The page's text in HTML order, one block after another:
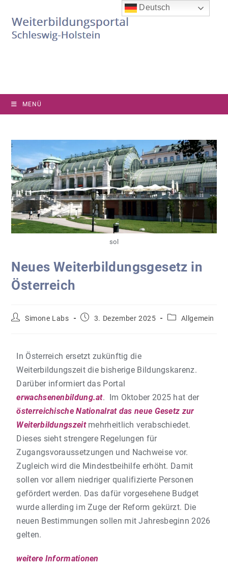
MENÜ
sol
Neues Weiterbildungsgesetz in
Österreich
Simone Labs 3. Dezember 2025 Allgemein
In Österreich ersetzt zukünftig die
Weiterbildungszeit die bisherige Bildungskarenz.
Darüber informiert das Portal
erwachsenenbildung.at. Im Oktober 2025 hat der
österreichische Nationalrat das neue Gesetz zur
Weiterbildungszeit mehrheitlich verabschiedet.
Dieses sieht strengere Regelungen für
Zugangsvoraussetzungen und Nachweise vor.
Zugleich wird die Mindestbeihilfe erhöht. Damit
sollen vor allem niedriger qualifizierte Personen
gefördert werden. Das dafür vorgesehene Budget
wurde allerding im Zuge der Reform gekürzt. Die
neuen Bestimmungen sollen mit Jahresbeginn 2026
gelten.
weitere Informationen
Deutsch